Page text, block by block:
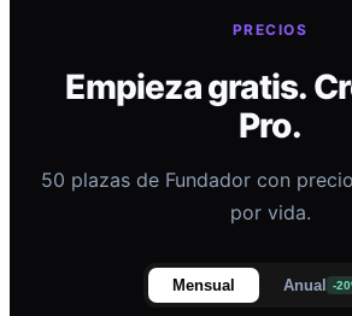
PRECIOS
Empieza gratis.
Pro.
50 plazas de Fundador con
por vida.
Mensual Anual -